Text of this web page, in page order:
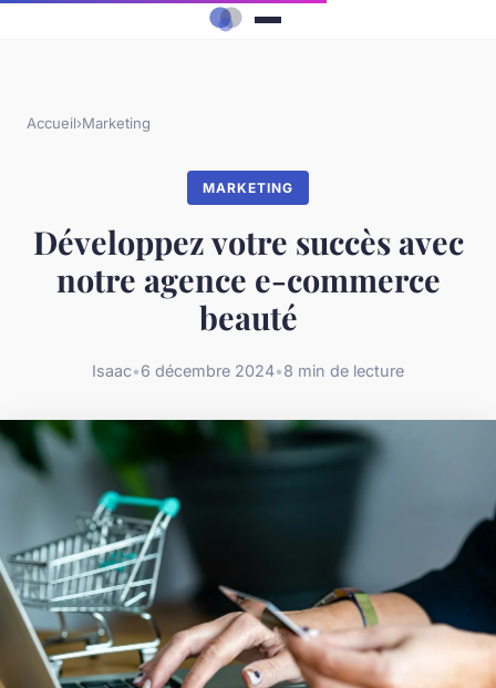
Accueil›Marketing
MARKETING
Développez votre succès avec
notre agence e-commerce
beauté
Isaac•6 décembre 2024•8 min de lecture